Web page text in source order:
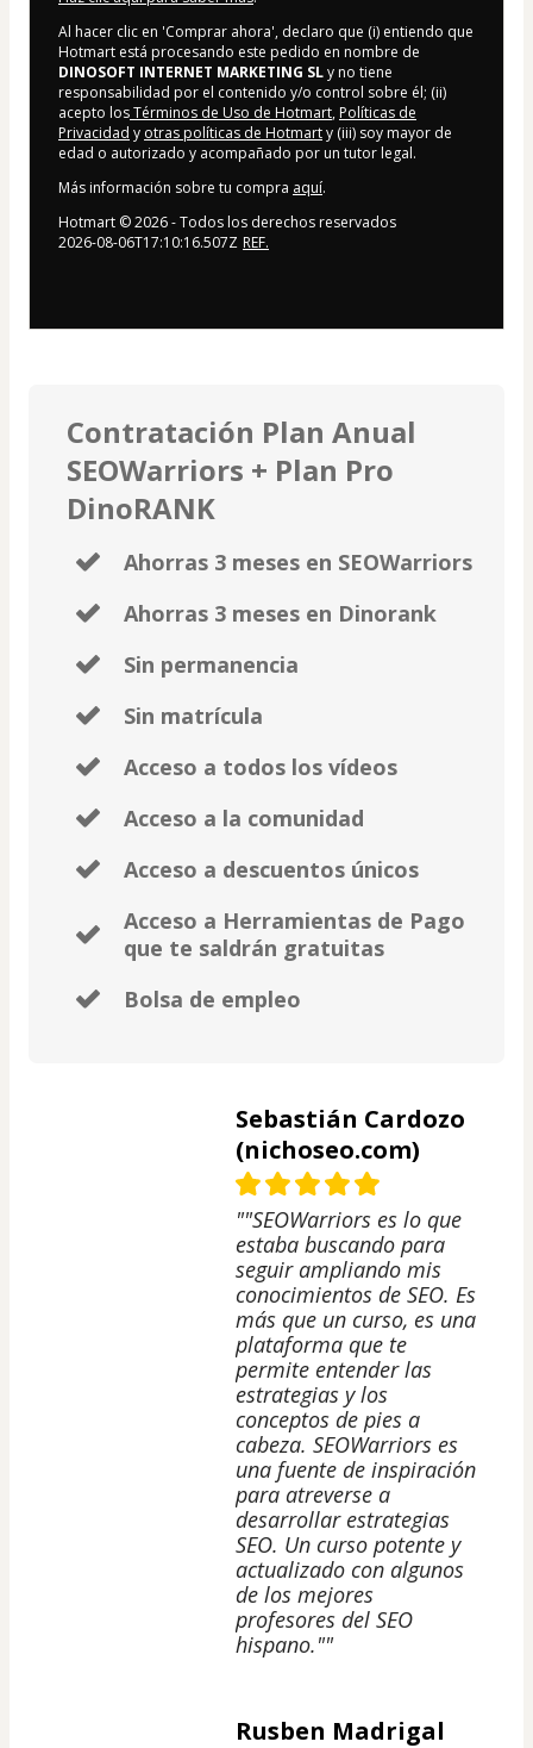
Al hacer clic en 'Comprar ahora', declaro que (i) entiendo que
Hotmart está procesando este pedido en nombre de
DINOSOFT INTERNET MARKETING SLy no tiene
responsabilidad por el contenido y/o control sobre él; (ii)
acepto losTérminos de Uso de Hotmart, Políticas de
Privacidad y otras políticas de Hotmarty (iii) soy mayor de
edad o autorizado y acompañado por un tutor legal.
Más información sobre tu compra aquí.
Hotmart ©2026- Todos los derechos reservados
2026-08-06T17:10:16.507Z REF.
Contratación Plan Anual
SEOWarriors + Plan Pro
DinoRANK
Ahorras 3 meses en SEOWarriors
Ahorras 3 meses en Dinorank
Sin permanencia
Sin matrícula
Acceso a todos los vídeos
Acceso a la comunidad
Acceso a descuentos únicos
Acceso a Herramientas de Pago
que te saldrán gratuitas
Bolsa de empleo
Sebastián Cardozo
(nichoseo.com)
""SEOWarriors es lo que
estaba buscando para
seguir ampliando mis
conocimientos de SEO. Es
más que un curso, es una
plataforma que te
permite entender las
estrategias y los
conceptos de pies a
cabeza. SEOWarriors es
una fuente de inspiración
para atreverse a
desarrollar estrategias
SEO. Un curso potente y
actualizado con algunos
de los mejores
profesores del SEO
hispano.""
Rusben Madrigal